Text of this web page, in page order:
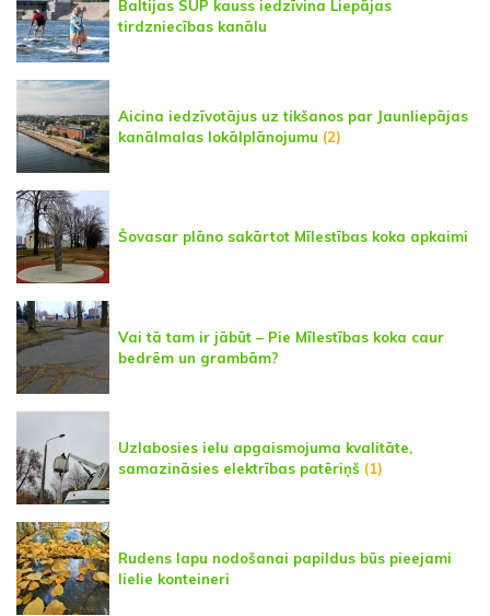
Baltijas SUP kauss iedzīvina Liepājas
tirdzniecības kanālu
Aicina iedzīvotājus uz tikšanos par Jaunliepājas
kanālmalas lokālplānojumu (2)
Šovasar plāno sakārtot Mīlestības koka apkaimi
Vai tā tam ir jābūt – Pie Mīlestības koka caur
bedrēm un grambām?
Uzlabosies ielu apgaismojuma kvalitāte,
samazināsies elektrības patēriņš (1)
Rudens lapu nodošanai papildus būs pieejami
lielie konteineri